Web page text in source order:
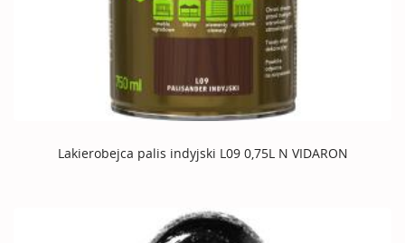
Lakierobejca palis indyjski L09 0,75L N VIDARON